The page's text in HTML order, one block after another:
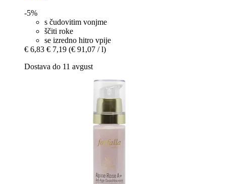
-5%
s čudovitim vonjme
ščiti roke
se izredno hitro vpije
€ 6,83 € 7,19 (€ 91,07 / l)
Dostava do 11 avgust